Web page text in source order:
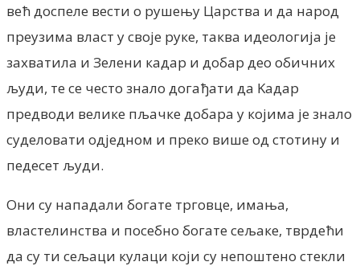
већ доспеле вести о рушењу Царства и да народ
преузима власт у своје руке, таква идеологија је
захватила и Зелени кадар и добар део обичних
људи, те се често знало догађати да Kадар
предводи велике пљачке добара у којима је знало
суделовати одједном и преко више од стотину и
педесет људи.
Они су нападали богате трговце, имања,
властелинства и посебно богате сељаке, тврдећи
да су ти сељаци кулаци који су непоштено стекли